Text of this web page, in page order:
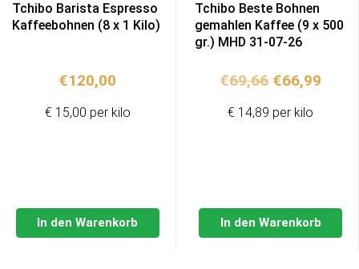
Tchibo Barista Espresso
Kaffeebohnen (8 x 1 Kilo)
€120,00
In den Warenkorb
€ 15,00 per kilo
Tchibo Beste Bohnen
gemahlen Kaffee (9 x 500
gr.) MHD 31-07-26
€69,66
war:
€66,99
In den Warenkorb
€ 14,89 per kilo